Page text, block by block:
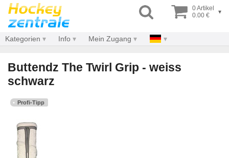
0 Artikel
0.00 €
▾
Kategorien Info Mein Zugang
Buttendz The Twirl Grip - weiss
schwarz
Profi-Tipp